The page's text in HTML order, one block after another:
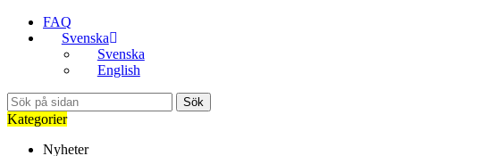
FAQ
Svenska
Svenska
English
Sök
Kategorier
Nyheter